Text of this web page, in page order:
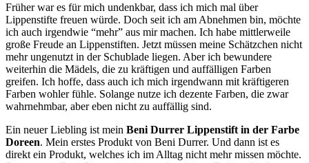
Früher war es für mich undenkbar, dass ich mich mal über
Lippenstifte freuen würde. Doch seit ich am Abnehmen bin, möchte
ich auch irgendwie “mehr” aus mir machen. Ich habe mittlerweile
große Freude an Lippenstiften. Jetzt müssen meine Schätzchen nicht
mehr ungenutzt in der Schublade liegen. Aber ich bewundere
weiterhin die Mädels, die zu kräftigen und auffälligen Farben
greifen. Ich hoffe, dass auch ich mich irgendwann mit kräftigeren
Farben wohler fühle. Solange nutze ich dezente Farben, die zwar
wahrnehmbar, aber eben nicht zu auffällig sind.
Ein neuer Liebling ist mein Beni Durrer Lippenstift in der Farbe
Doreen. Mein erstes Produkt von Beni Durrer. Und dann ist es
direkt ein Produkt, welches ich im Alltag nicht mehr missen möchte.